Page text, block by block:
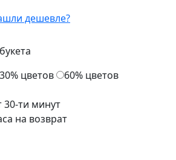
дешевле?
цветов
60% цветов
30-ти минут
на возврат